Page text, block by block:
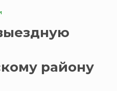
району